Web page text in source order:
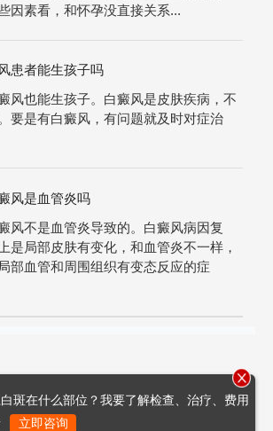
因素看，和怀孕没直接关系...
患者能生孩子吗
风也能生孩子。白癜风是皮肤疾病，不
要是有白癜风，有问题就及时对症治
风是血管炎吗
风不是血管炎导致的。白癜风病因复
是局部皮肤有变化，和血管炎不一样，
部血管和周围组织有变态反应的症
斑在什么部位？我要了解检查、治疗、费用
立即咨询